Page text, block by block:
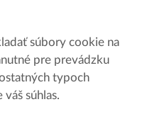
súbory cookie na
pre prevádzku
typoch
súhlas.